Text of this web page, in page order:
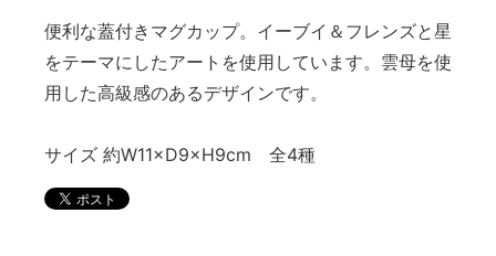
便利な蓋付きマグカップ。イーブイ＆フレンズと星
をテーマにしたアートを使用しています。雲母を使
用した高級感のあるデザインです。
サイズ 約W11×D9×H9cm 全4種